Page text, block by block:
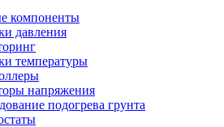
компоненты
давления
температуры
напряжения
подогрева грунта